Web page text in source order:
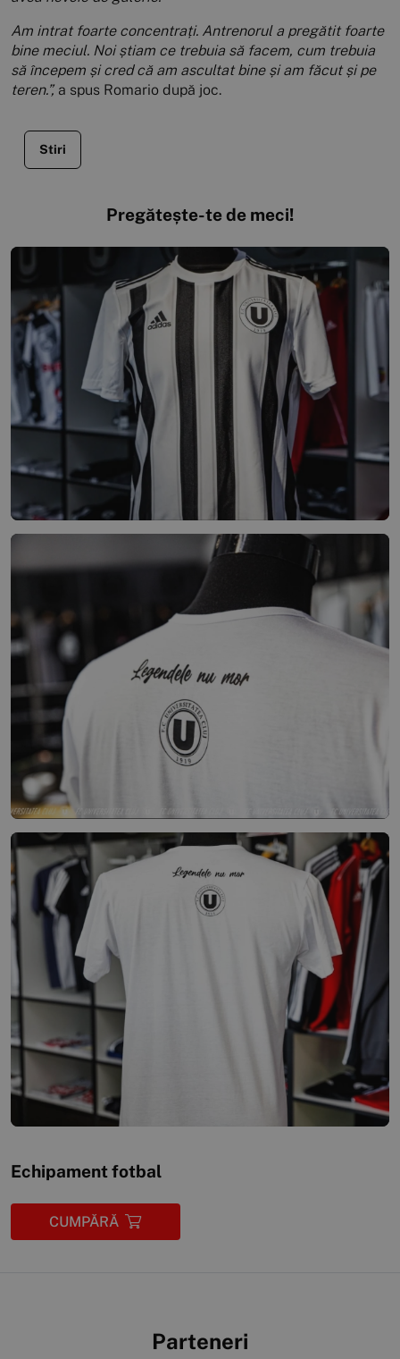
Am intrat foarte concentrați. Antrenorul a pregătit foarte
bine meciul. Noi știam ce trebuia să facem, cum trebuia
să începem și cred că am ascultat bine și am făcut și pe
teren.”, a spus Romario după joc.
Stiri
Pregătește-te de meci!
Echipament fotbal
CUMPĂRĂ
Parteneri